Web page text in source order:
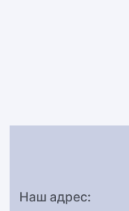
Наш адрес: